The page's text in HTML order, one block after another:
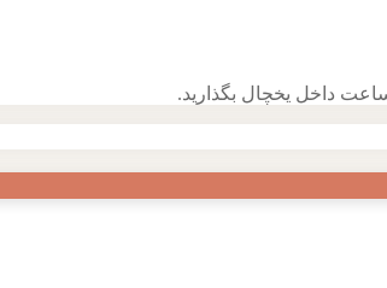
داخل یخچال بگذارید.